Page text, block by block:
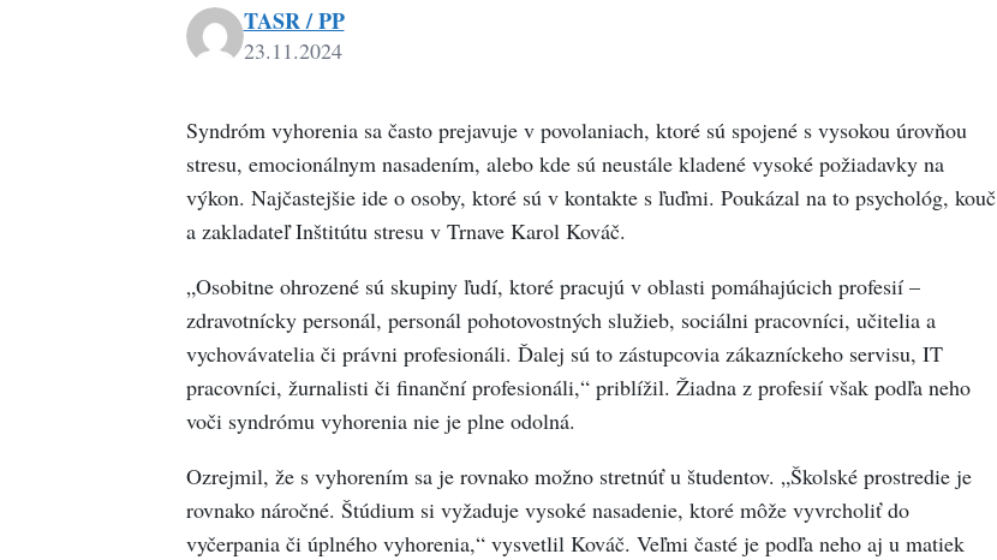
TASR / PP
23.11.2024
Syndróm vyhorenia sa často prejavuje v povolaniach, ktoré sú spojené s vysokou úrovňou
stresu, emocionálnym nasadením, alebo kde sú neustále kladené vysoké požiadavky na
výkon. Najčastejšie ide o osoby, ktoré sú v kontakte s ľuďmi. Poukázal na to psychológ, kouč
a zakladateľ Inštitútu stresu v Trnave Karol Kováč.
„Osobitne ohrozené sú skupiny ľudí, ktoré pracujú v oblasti pomáhajúcich profesií –
zdravotnícky personál, personál pohotovostných služieb, sociálni pracovníci, učitelia a
vychovávatelia či právni profesionáli. Ďalej sú to zástupcovia zákazníckeho servisu, IT
pracovníci, žurnalisti či finanční profesionáli,“ priblížil. Žiadna z profesií však podľa neho
voči syndrómu vyhorenia nie je plne odolná.
Ozrejmil, že s vyhorením sa je rovnako možno stretnúť u študentov. „Školské prostredie je
rovnako náročné. Štúdium si vyžaduje vysoké nasadenie, ktoré môže vyvrcholiť do
vyčerpania či úplného vyhorenia,“ vysvetlil Kováč. Veľmi časté je podľa neho aj u matiek